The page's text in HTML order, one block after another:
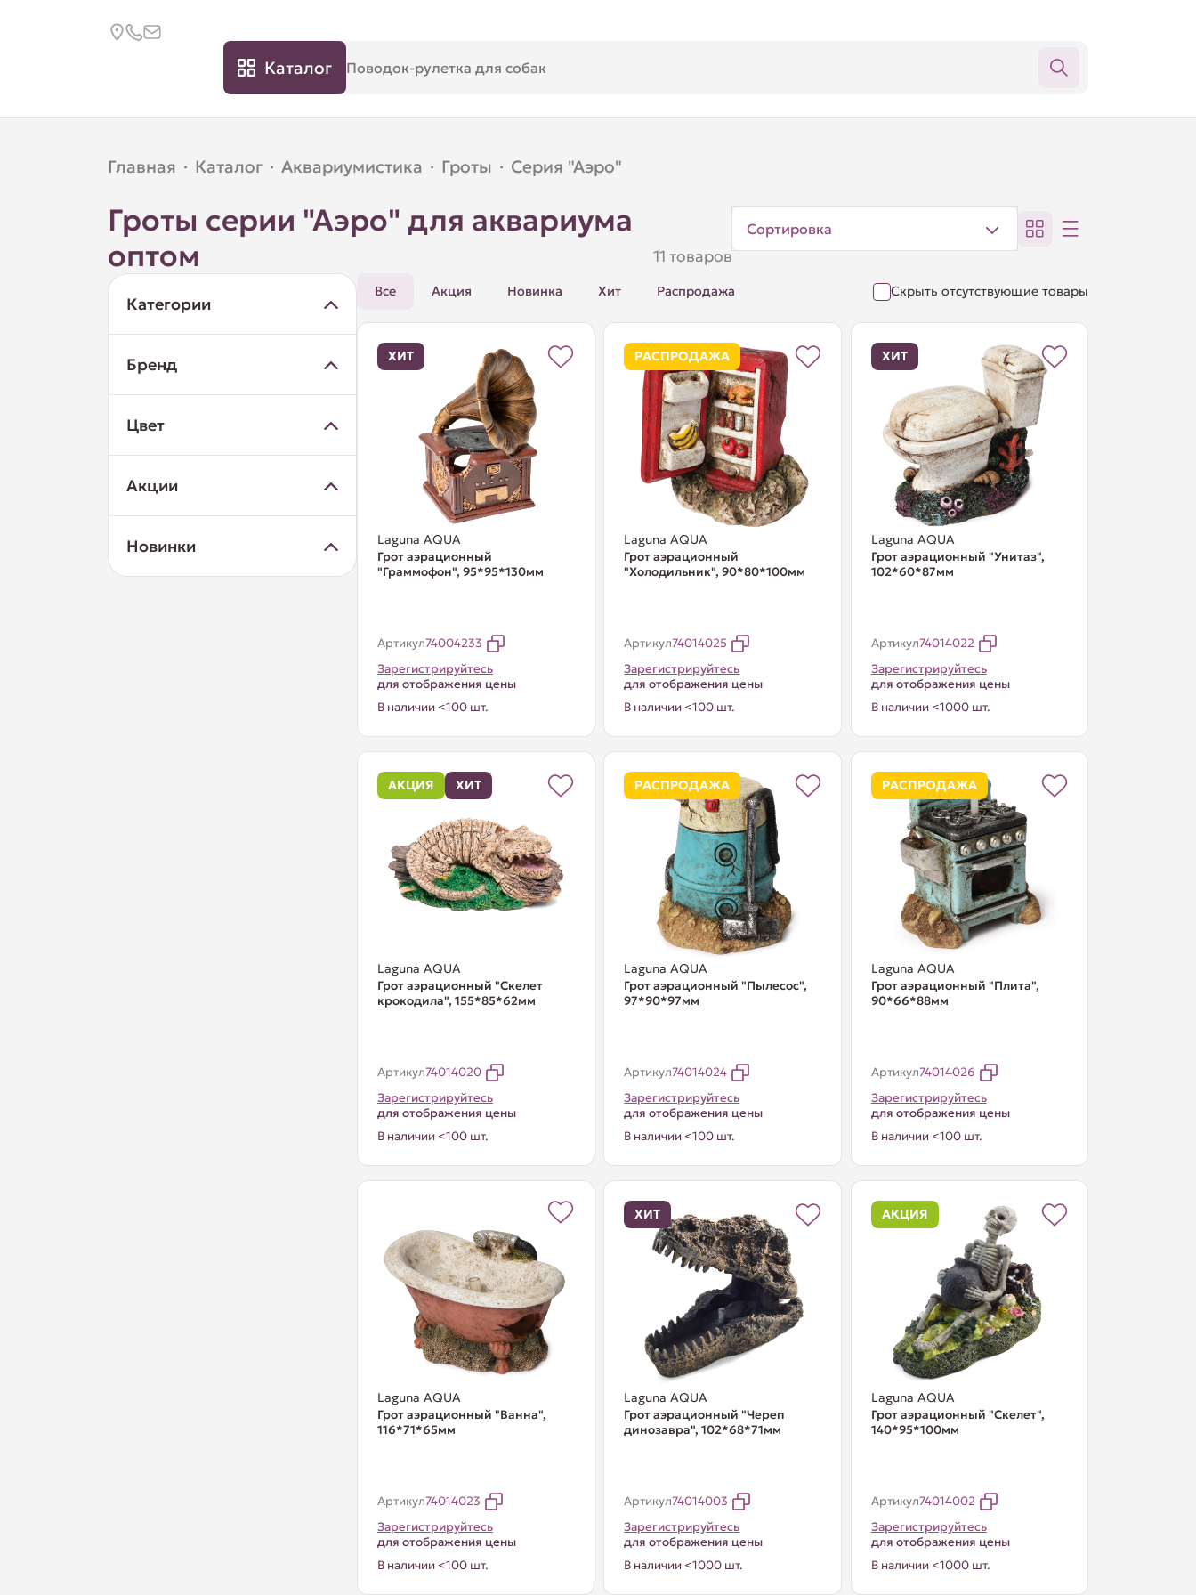
Каталог
Главная · Каталог · Аквариумистика · Гроты · Серия "Аэро"
Гроты серии "Аэро" для аквариума
оптом
11 товаров
Сортировка
Категории
Бренд
Цвет
Акции
Новинки
Все Акция Новинка Хит Распродажа Скрыть отсутствующие товары
ХИТ
Laguna AQUA
Грот аэрационный
"Граммофон", 95*95*130мм
Артикул74004233
Зарегистрируйтесь
для отображения цены
В наличии <100 шт.
РАСПРОДАЖА
Laguna AQUA
Грот аэрационный
"Холодильник", 90*80*100мм
Артикул74014025
Зарегистрируйтесь
для отображения цены
В наличии <100 шт.
ХИТ
Laguna AQUA
Грот аэрационный "Унитаз",
102*60*87мм
Артикул74014022
Зарегистрируйтесь
для отображения цены
В наличии <1000 шт.
АКЦИЯ ХИТ
Laguna AQUA
Грот аэрационный "Скелет
крокодила", 155*85*62мм
Артикул74014020
Зарегистрируйтесь
для отображения цены
В наличии <100 шт.
РАСПРОДАЖА
Laguna AQUA
Грот аэрационный "Пылесос",
97*90*97мм
Артикул74014024
Зарегистрируйтесь
для отображения цены
В наличии <100 шт.
РАСПРОДАЖА
Laguna AQUA
Грот аэрационный "Плита",
90*66*88мм
Артикул74014026
Зарегистрируйтесь
для отображения цены
В наличии <100 шт.
Laguna AQUA
Грот аэрационный "Ванна",
116*71*65мм
Артикул74014023
Зарегистрируйтесь
для отображения цены
В наличии <100 шт.
ХИТ
Laguna AQUA
Грот аэрационный "Череп
динозавра", 102*68*71мм
Артикул74014003
Зарегистрируйтесь
для отображения цены
В наличии <1000 шт.
АКЦИЯ
Laguna AQUA
Грот аэрационный "Скелет",
140*95*100мм
Артикул74014002
Зарегистрируйтесь
для отображения цены
В наличии <1000 шт.